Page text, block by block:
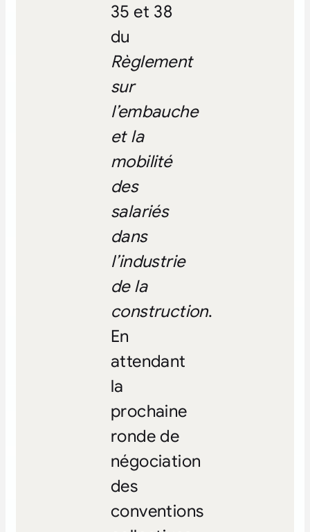
35 et 38
du
Règlement
sur
I’embauche
et la
mobilité
des
salariés
dans
I’industrie
de la
construction.
En
attendant
la
prochaine
ronde de
négociation
des
conventions